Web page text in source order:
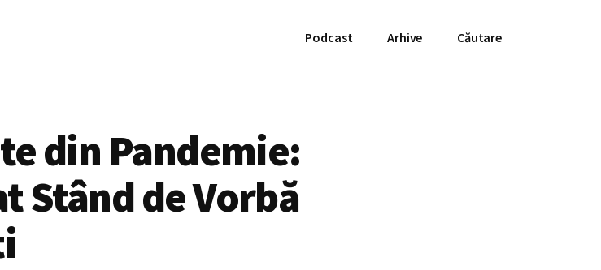
Podcast Arhive Căutare
din Pandemie:
Stând de Vorbă